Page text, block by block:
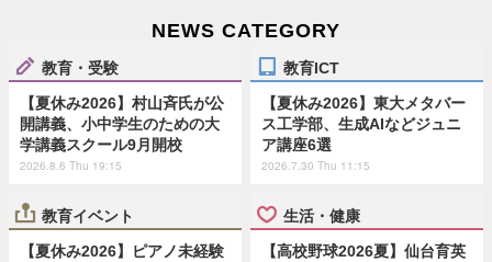
NEWS CATEGORY
教育・受験
【夏休み2026】村山斉氏が公
開講義、小中学生のための大
学講義スクール9月開校
2026.8.6 Thu 19:15
教育ICT
【夏休み2026】東大メタバー
ス工学部、生成AIなどジュニ
ア講座6選
2026.7.30 Thu 11:15
教育イベント
【夏休み2026】ピアノ未経験
生活・健康
【高校野球2026夏】仙台育英